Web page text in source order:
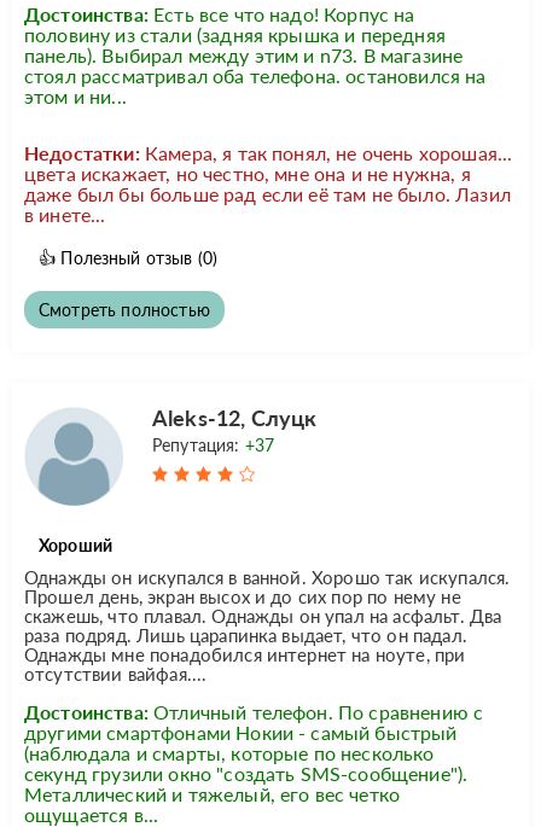
Достоинства: Есть все что надо! Корпус на
половину из стали (задняя крышка и передняя
панель). Выбирал между этим и n73. В магазине
стоял рассматривал оба телефона. остановился на
этом и ни...
Недостатки: Камера, я так понял, не очень хорошая...
цвета искажает, но честно, мне она и не нужна, я
даже был бы больше рад если её там не было. Лазил
в инете...
👍 Полезный отзыв (0)
Смотреть полностью
Aleks-12, Слуцк
Репутация: +37
Хороший
Однажды он искупался в ванной. Хорошо так искупался.
Прошел день, экран высох и до сих пор по нему не
скажешь, что плавал. Однажды он упал на асфальт. Два
раза подряд. Лишь царапинка выдает, что он падал.
Однажды мне понадобился интернет на ноуте, при
отсутствии вайфая....
Достоинства: Отличный телефон. По сравнению с
другими смартфонами Нокии - самый быстрый
(наблюдала и смарты, которые по несколько
секунд грузили окно "создать SMS-сообщение").
Металлический и тяжелый, его вес четко
ощущается в...